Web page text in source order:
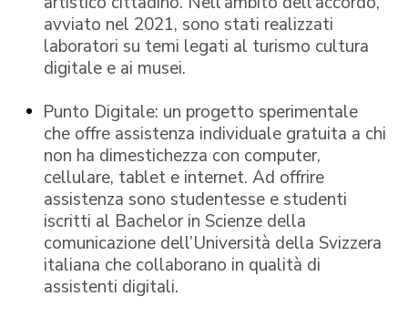
avviato nel 2021, sono stati realizzati
laboratori su temi legati al turismo cultura
digitale e ai musei.
Punto Digitale: un progetto sperimentale
che offre assistenza individuale gratuita a chi
non ha dimestichezza con computer,
cellulare, tablet e internet. Ad offrire
assistenza sono studentesse e studenti
iscritti al Bachelor in Scienze della
comunicazione dell’Università della Svizzera
italiana che collaborano in qualità di
assistenti digitali.